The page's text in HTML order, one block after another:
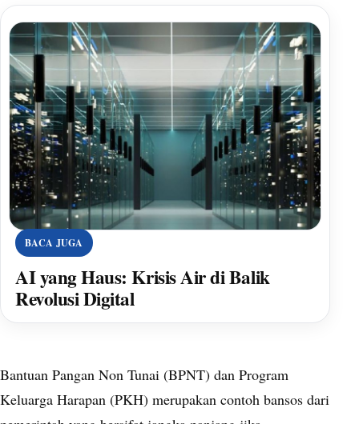
BACA JUGA
AI yang Haus: Krisis Air di Balik
Revolusi Digital
Bantuan Pangan Non Tunai (BPNT) dan Program
Keluarga Harapan (PKH) merupakan contoh bansos dari